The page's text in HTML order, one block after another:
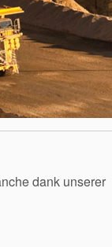
dank unserer